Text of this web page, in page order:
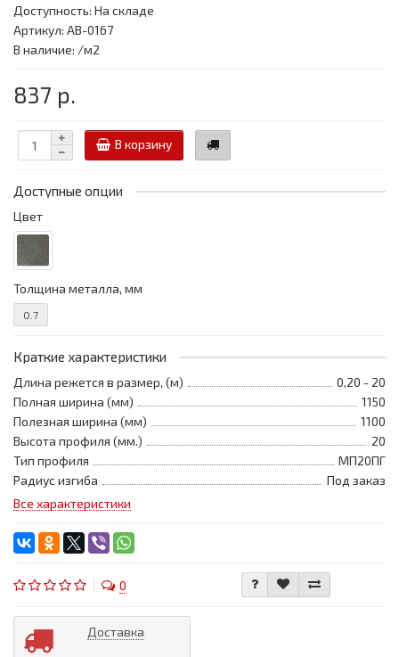
Доступность: На складе
Артикул: АВ-0167
В наличие: /м2
837 р.
В корзину
Доступные опции
Цвет
Толщина металла, мм
0.7
Краткие характеристики
Длина режется в размер, (м)
0,20 - 20
Полная ширина (мм)
1150
Полезная ширина (мм)
1100
Высота профиля (мм.)
20
Тип профиля
МП20ПГ
Радиус изгиба
Под заказ
Все характеристики
0
Доставка